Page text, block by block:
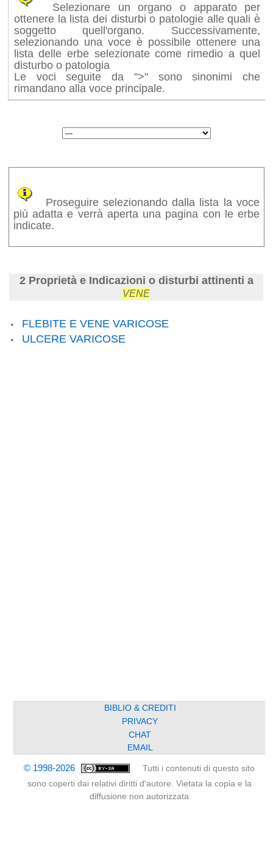
Selezionare un organo o apparato per
ottenere la lista dei disturbi o patologie alle quali è
soggetto quell'organo. Successivamente,
selezionando una voce è possibile ottenere una
lista delle erbe selezionate come rimedio a quel
disturbo o patologia
Le voci seguite da ">" sono sinonimi che
rimandano alla voce principale.
Proseguire selezionando dalla lista la voce
più adatta e verrà aperta una pagina con le erbe
indicate.
2 Proprietà e Indicazioni o disturbi attinenti a
VENE
FLEBITE E VENE VARICOSE
ULCERE VARICOSE
BIBLIO & CREDITI
PRIVACY
CHAT
EMAIL
© 1998-2026
Tutti i contenuti di questo sito
sono coperti dai relativi diritti d'autore. Vietata la copia e la
diffusione non autorizzata